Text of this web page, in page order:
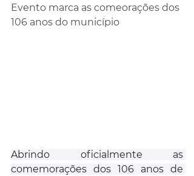
Evento marca as comeorações dos
106 anos do município
Abrindo oficialmente as
comemorações dos 106 anos de